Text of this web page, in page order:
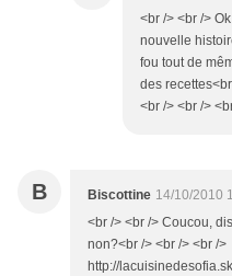
<br /> <br />
nouvelle
fou tout de
des
<br /> <br />
B Biscottine 14/10/2010
<br /> <br /> Coucou,
non?<br /> <br /> <br />
http://